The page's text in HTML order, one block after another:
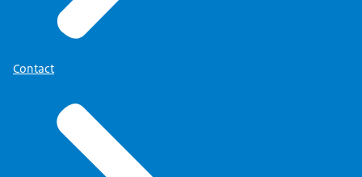
Contact